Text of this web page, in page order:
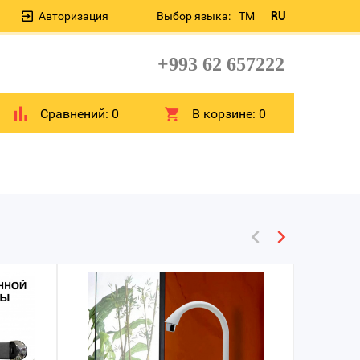
Выбор языка: TM RU
Авторизация
+993 62 657222
Сравнений: 0 В корзине:0